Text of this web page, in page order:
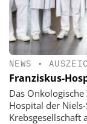
NEWS •
Franziskus-
Das
Hospital der
Krebsgesellschaft